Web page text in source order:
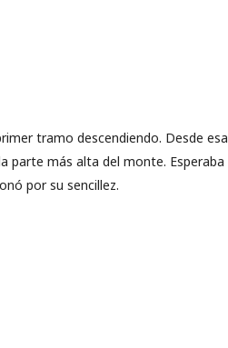
tramo descendiendo. Desde esa
parte más alta del monte. Esperaba
por su sencillez.